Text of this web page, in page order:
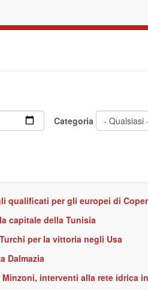
Categoria
qualificati per gli europei di
capitale della Tunisia
per la vittoria negli Usa
Dalmazia
interventi alla rete idrica